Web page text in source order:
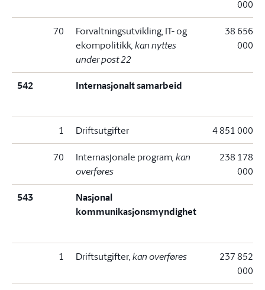
000
70
Forvaltningsutvikling, IT- og
ekompolitikk, kan nyttes
under post 22
38 656
000
542 Internasjonalt samarbeid
1 Driftsutgifter 4 851 000
70 Internasjonale program, kan
overføres
238 178
000
543
Nasjonal
kommunikasjonsmyndighet
1 Driftsutgifter, kan overføres
237 852
000